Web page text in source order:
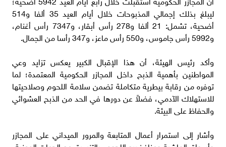
ليبلغ بذلك إجمالي المذبوحات خلال أيام العيد 35 ألفا و514
أضحية، تشمل: 21 ألفا و278 رأس أبقار، و7347 رأس أغنام،
و5992 رأس جاموس، و550 رأس ماعز، و347 رأسا من الجمال.
وأكد رئيس الهيئة، أن هذا الإقبال الكبير يعكس تزايد وعي
المواطنين بأهمية الذبح داخل المجازر الحكومية المعتمدة؛ لما
توفره من رقابة بيطرية متكاملة تضمن سلامة اللحوم وصلاحيتها
للاستهلاك الآدمي، فضلاً عن دورها في الحد من الذبح العشوائي
والحفاظ على البيئة.
وأشار إلى استمرار أعمال المتابعة والمرور الميداني على المجازر